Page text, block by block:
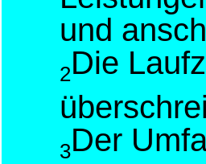
und
2Die
3Der